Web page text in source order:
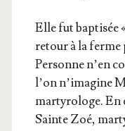
Elle fut bap­ti­sée
retour à la ferme
Per­sonne n’en
l’on n’i­ma­gine
mar­ty­ro­loge. En
Sainte Zoé,